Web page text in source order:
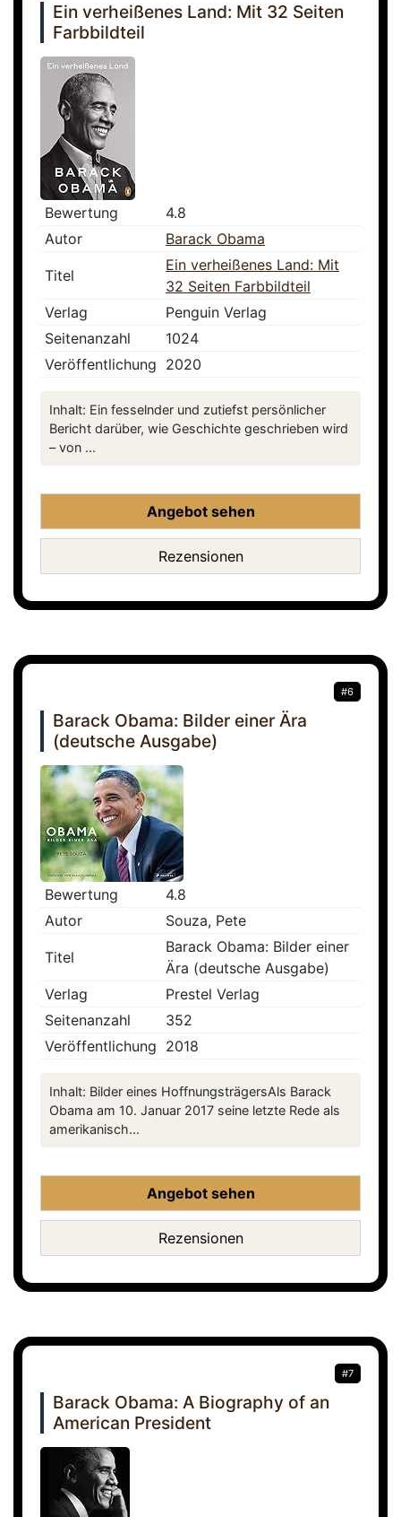
Ein verheißenes Land: Mit 32 Seiten
Farbbildteil
Bewertung
4.8
Autor
Barack Obama
Titel
Ein verheißenes Land: Mit
32 Seiten Farbbildteil
Verlag
Penguin Verlag
Seitenanzahl
1024
Veröffentlichung 2020
Inhalt: Ein fesselnder und zutiefst persönlicher
Bericht darüber, wie Geschichte geschrieben wird
– von ...
Angebot sehen
Rezensionen
#6
Barack Obama: Bilder einer Ära
(deutsche Ausgabe)
Bewertung
4.8
Autor
Souza, Pete
Titel
Barack Obama: Bilder einer
Ära (deutsche Ausgabe)
Verlag
Prestel Verlag
Seitenanzahl
352
Veröffentlichung 2018
Inhalt: Bilder eines HoffnungsträgersAls Barack
Obama am 10. Januar 2017 seine letzte Rede als
amerikanisch...
Angebot sehen
Rezensionen
#7
Barack Obama: A Biography of an
American President